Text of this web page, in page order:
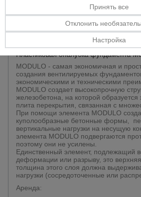
Пластиковая опалубка фундамента
MODULO - cамая экономичная и
создания вентилируемых
экономическими и техническими
MODULO создает высокопрочную
железобетона, на которой
плита перекрытия, связанная с
При помощи элемента MODULO
куполообразные бетонные формы,
вертикальные нагрузки на несущую
элемента MODULO подвергаются
поэтому они не усилены.
Единственный элемент, подлежащий
деформации или разрыву, это
толщина этого слоя должна
нагрузки (сосредоточенные или
Аренда:
Принять все
Отклонить
Настройка